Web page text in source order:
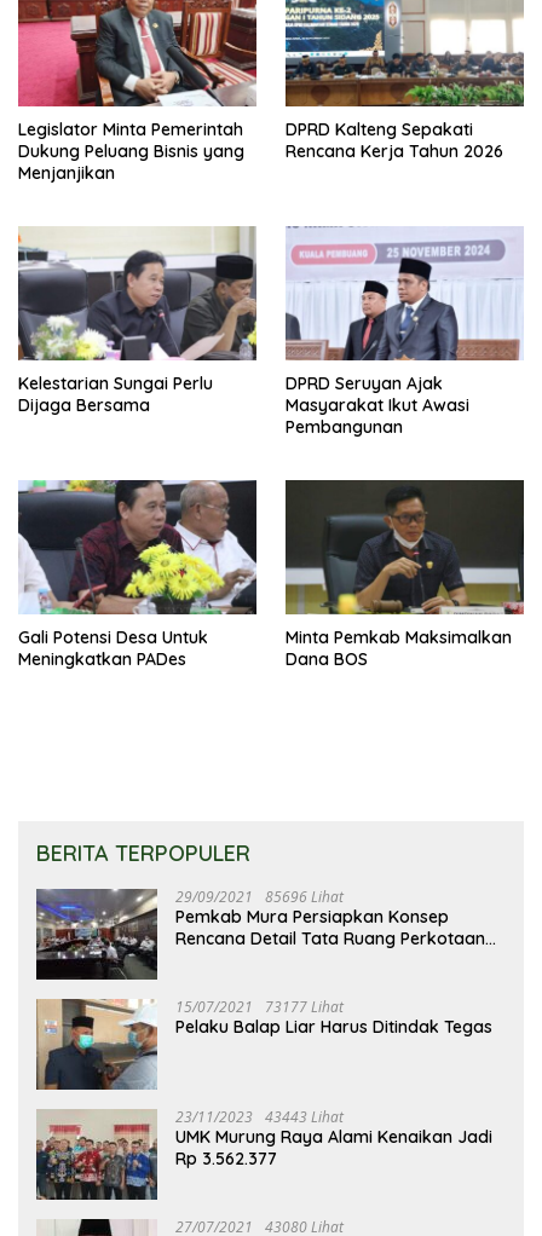
Legislator Minta Pemerintah
Dukung Peluang Bisnis yang
Menjanjikan
DPRD Kalteng Sepakati
Rencana Kerja Tahun 2026
Kelestarian Sungai Perlu
Dijaga Bersama
DPRD Seruyan Ajak
Masyarakat Ikut Awasi
Pembangunan
Gali Potensi Desa Untuk
Meningkatkan PADes
Minta Pemkab Maksimalkan
Dana BOS
BERITA TERPOPULER
29/09/2021 85696 Lihat
Pemkab Mura Persiapkan Konsep
Rencana Detail Tata Ruang Perkotaan
15/07/2021 73177 Lihat
Pelaku Balap Liar Harus Ditindak Tegas
23/11/2023 43443 Lihat
UMK Murung Raya Alami Kenaikan Jadi
Rp 3.562.377
27/07/2021 43080 Lihat